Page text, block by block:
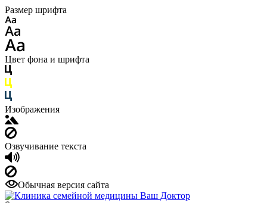
Размер шрифта
Цвет фона и шрифта
Изображения
Озвучивание текста
Обычная версия сайта